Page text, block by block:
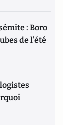
: Boro
de l’été